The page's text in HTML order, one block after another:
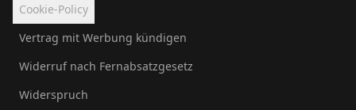
Cookie-Policy
Vertrag mit Werbung kündigen
Widerruf nach Fernabsatzgesetz
Widerspruch